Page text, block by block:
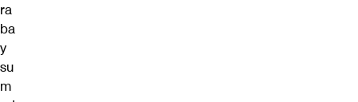
ra
ba
y
su
m